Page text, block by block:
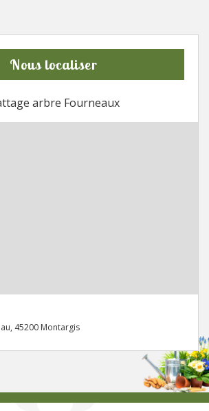
Nous localiser
arbre Fourneaux
45200 Montargis